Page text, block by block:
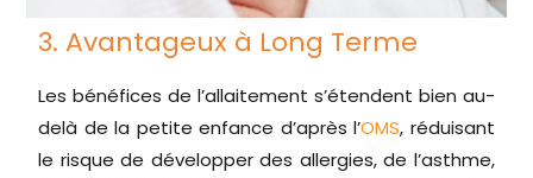
3. Avantageux à Long Terme
Les bénéfices de l’allaitement s’étendent bien au-
delà de la petite enfance d’après l’OMS, réduisant
le risque de développer des allergies, de l’asthme,